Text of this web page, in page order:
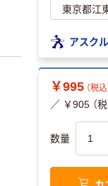
アスク
￥995 （税込
／ ￥905 （税
数量